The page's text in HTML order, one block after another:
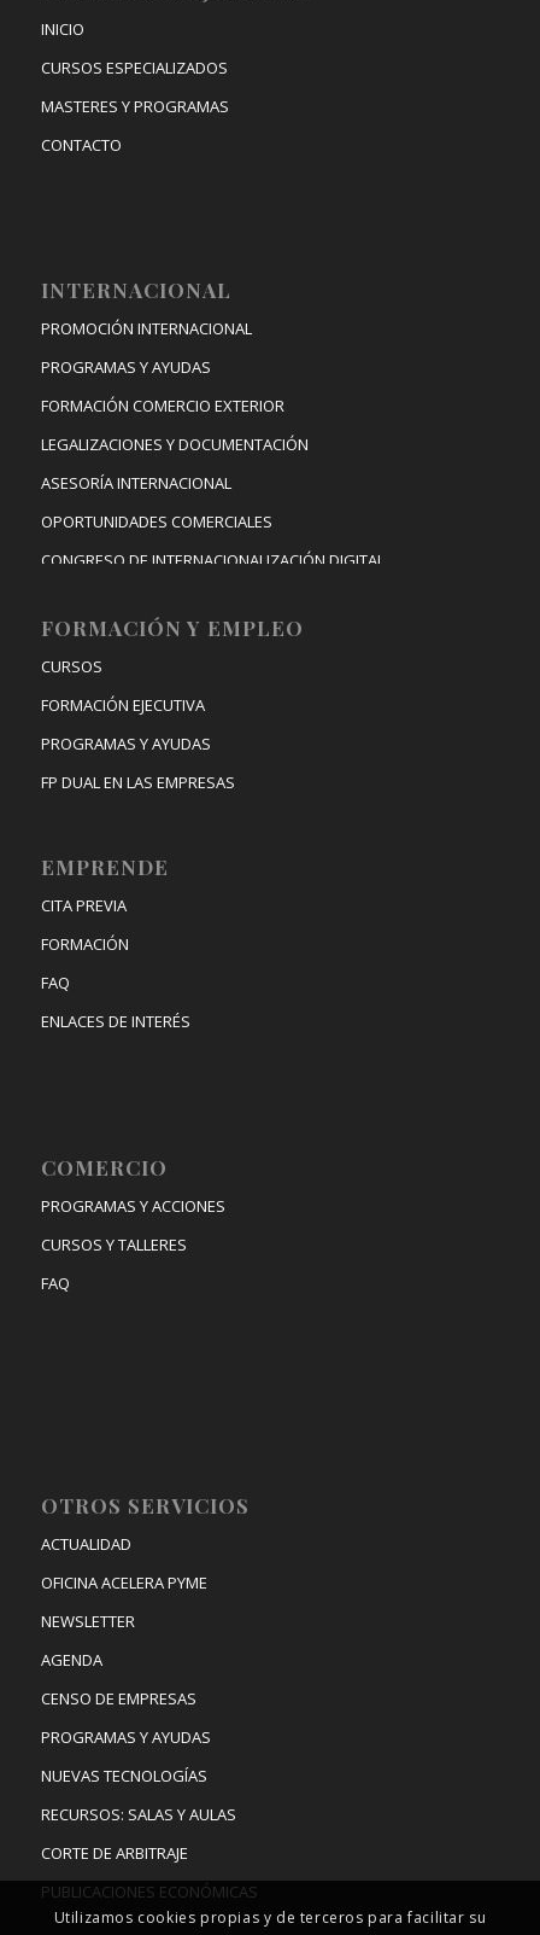
INICIO
CURSOS ESPECIALIZADOS
MASTERES Y PROGRAMAS
CONTACTO
INTERNACIONAL
PROMOCIÓN INTERNACIONAL
PROGRAMAS Y AYUDAS
FORMACIÓN COMERCIO EXTERIOR
LEGALIZACIONES Y DOCUMENTACIÓN
ASESORÍA INTERNACIONAL
OPORTUNIDADES COMERCIALES
CONGRESO DE INTERNACIONALIZACIÓN DIGITAL
FORMACIÓN Y EMPLEO
CURSOS
FORMACIÓN EJECUTIVA
PROGRAMAS Y AYUDAS
FP DUAL EN LAS EMPRESAS
EMPRENDE
CITA PREVIA
FORMACIÓN
FAQ
ENLACES DE INTERÉS
COMERCIO
PROGRAMAS Y ACCIONES
CURSOS Y TALLERES
FAQ
OTROS SERVICIOS
ACTUALIDAD
OFICINA ACELERA PYME
NEWSLETTER
AGENDA
CENSO DE EMPRESAS
PROGRAMAS Y AYUDAS
NUEVAS TECNOLOGÍAS
RECURSOS: SALAS Y AULAS
CORTE DE ARBITRAJE
PUBLICACIONES ECONÓMICAS
Utilizamos cookies propias y de terceros para facilitar su